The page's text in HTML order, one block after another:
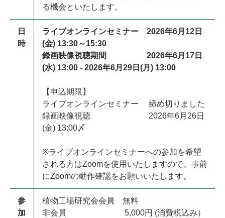
る機会といたします。
日
時
ライブオンラインセミナー 2026年6月12日
(金) 13:30～15:30
録画映像視聴期間 2026年6月17日
(水) 13:00 - 2026年6月29日(月) 13:00
【申込期限】
ライブオンラインセミナー 締め切りました
録画映像視聴 2026年6月26日
(金) 13:00〆
※ライブオンラインセミナーへの参加を希望
される方はZoomを使用いたしますので、事前
にZoomの動作確認をお願いいたします。
参
加
植物工場研究会会員 無料
非会員 5,000円 (消費税込み）